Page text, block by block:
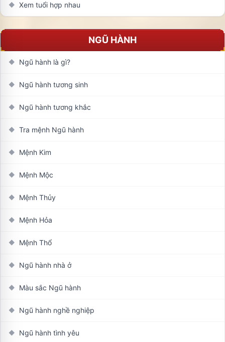
◆ Xem tuổi hợp nhau
NGŨ HÀNH
◆ Ngũ hành là gì?
◆ Ngũ hành tương sinh
◆ Ngũ hành tương khắc
◆ Tra mệnh Ngũ hành
◆ Mệnh Kim
◆ Mệnh Mộc
◆ Mệnh Thủy
◆ Mệnh Hỏa
◆ Mệnh Thổ
◆ Ngũ hành nhà ở
◆ Màu sắc Ngũ hành
◆ Ngũ hành nghề nghiệp
◆ Ngũ hành tình yêu